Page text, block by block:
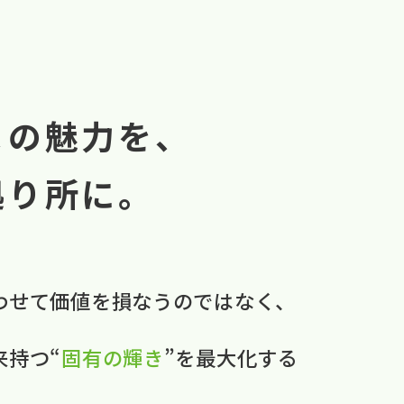
魅力を、
所に。
て​価値を​損なうのではなく、
持つ“固有の​輝き”を​最大化する​